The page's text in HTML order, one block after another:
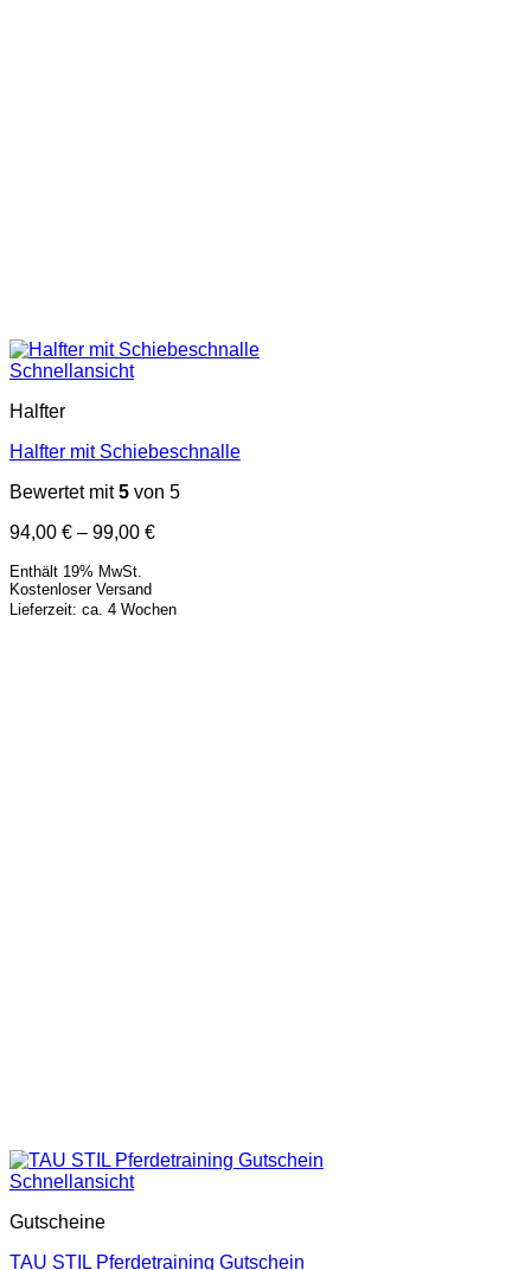
Schnellansicht
Halfter
Halfter mit Schiebeschnalle
Bewertet mit5 von 5
94,00 € – 99,00 €Preisspanne:
Enthält 19% MwSt.
Kostenloser Versand
Lieferzeit: ca. 4 Wochen
Schnellansicht
Gutscheine
TAU STIL Pferdetraining Gutschein